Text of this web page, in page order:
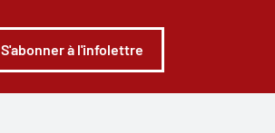
S'abonner à l'infolettre